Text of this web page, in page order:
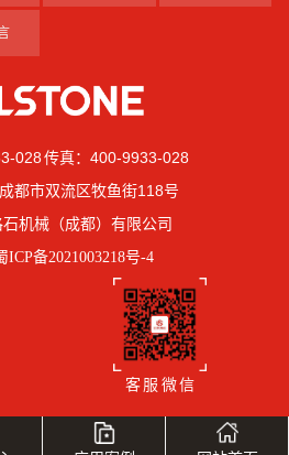
028 传真：400-9933-028
都市双流区牧鱼街118号
机械（成都）有限公司
ICP备2021003218号-4
客 服 微 信